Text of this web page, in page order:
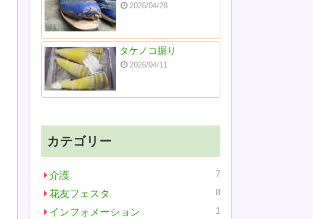
2026/04/28
タケノコ掘り
2026/04/11
カテゴリー
介護 7
花友フェスタ 8
インフォメーション 1